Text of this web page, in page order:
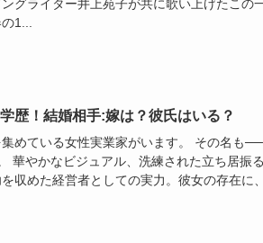
グライター井上苑子が共に歌い上げたこの
1...
歴！結婚相手:嫁は？彼氏はいる？
めている女性実業家がいます。 その名も──
華やかなビジュアル、洗練された立ち居振
収めた経営者としての実力。彼女の存在に